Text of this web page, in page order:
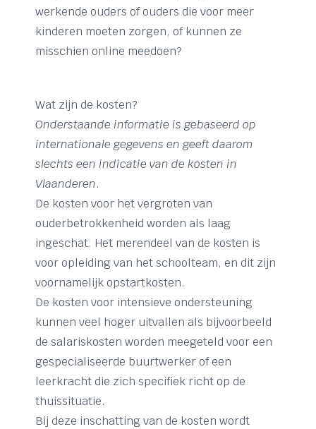
werkende ouders of ouders die voor meer
kinderen moeten zorgen, of kunnen ze
misschien online meedoen?
Wat zijn de kosten?
Onderstaande informatie is gebaseerd op
internationale gegevens en geeft daarom
slechts een indicatie van de kosten in
Vlaanderen.
De kosten voor het vergroten van
ouderbetrokkenheid worden als laag
ingeschat. Het merendeel van de kosten is
voor opleiding van het schoolteam, en dit zijn
voornamelijk opstartkosten.
De kosten voor intensieve ondersteuning
kunnen veel hoger uitvallen als bijvoorbeeld
de salariskosten worden meegeteld voor een
gespecialiseerde buurtwerker of een
leerkracht die zich specifiek richt op de
thuissituatie.
Bij deze inschatting van de kosten wordt